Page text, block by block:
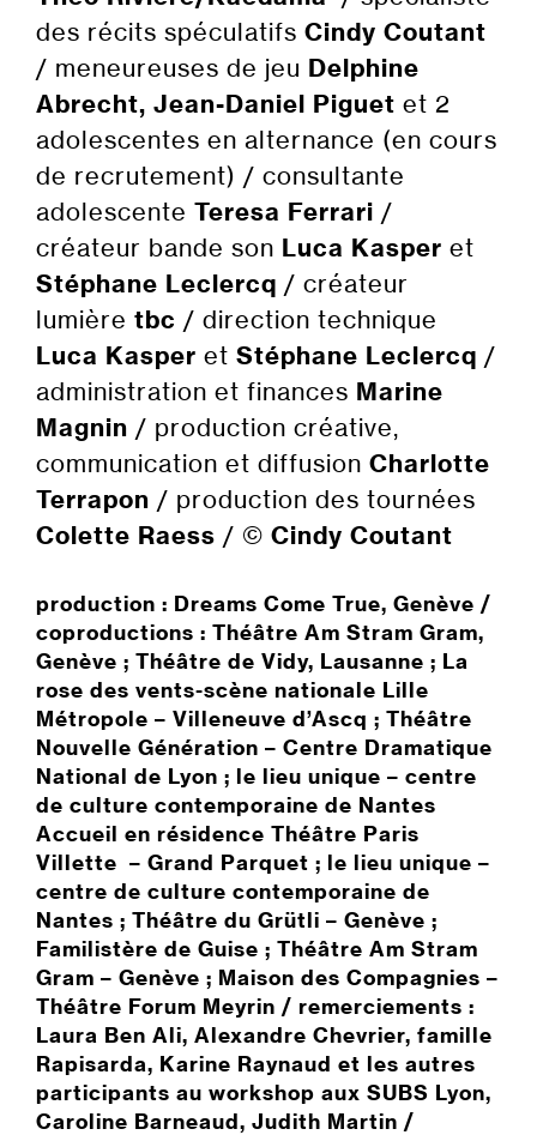
des récits spéculatifs Cindy Coutant
/ meneureuses de jeu Delphine
Abrecht, Jean-Daniel Piguet et 2
adolescentes en alternance (en cours
de recrutement) / consultante
adolescente Teresa Ferrari /
créateur bande son Luca Kasper et
Stéphane Leclercq / créateur
lumière tbc / direction technique
Luca Kasper et Stéphane Leclercq /
administration et finances Marine
Magnin / production créative,
communication et diffusion Charlotte
Terrapon / production des tournées
Colette Raess / © Cindy Coutant
production : Dreams Come True, Genève /
coproductions : Théâtre Am Stram Gram,
Genève ; Théâtre de Vidy, Lausanne ; La
rose des vents-scène nationale Lille
Métropole – Villeneuve d’Ascq ; Théâtre
Nouvelle Génération – Centre Dramatique
National de Lyon ; le lieu unique – centre
de culture contemporaine de Nantes
Accueil en résidence Théâtre Paris
Villette – Grand Parquet ; le lieu unique –
centre de culture contemporaine de
Nantes ; Théâtre du Grütli – Genève ;
Familistère de Guise ; Théâtre Am Stram
Gram – Genève ; Maison des Compagnies –
Théâtre Forum Meyrin / remerciements :
Laura Ben Ali, Alexandre Chevrier, famille
Rapisarda, Karine Raynaud et les autres
participants au workshop aux SUBS Lyon,
Caroline Barneaud, Judith Martin /